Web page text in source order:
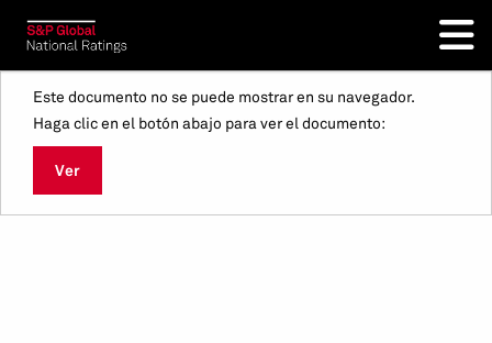
Este documento no se puede mostrar en su navegador.
Haga clic en el botón abajo para ver el documento:
Ver